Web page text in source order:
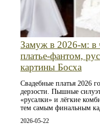
Замуж в 2026-м: в
платье-фантом,
картины Босха
Свадебные платья 2026
дерзости. Пышные
«русалки» и лёгкие
тем самым финальным
2026-05-22